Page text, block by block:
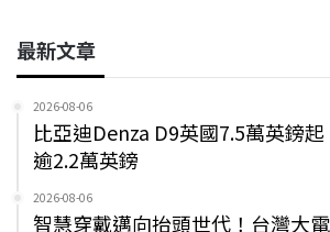
最新文章
2026-08-06
比亞迪Denza D9英國7.5萬英鎊
逾2.2萬英鎊
2026-08-06
智慧穿戴邁向抬頭世代！台灣大